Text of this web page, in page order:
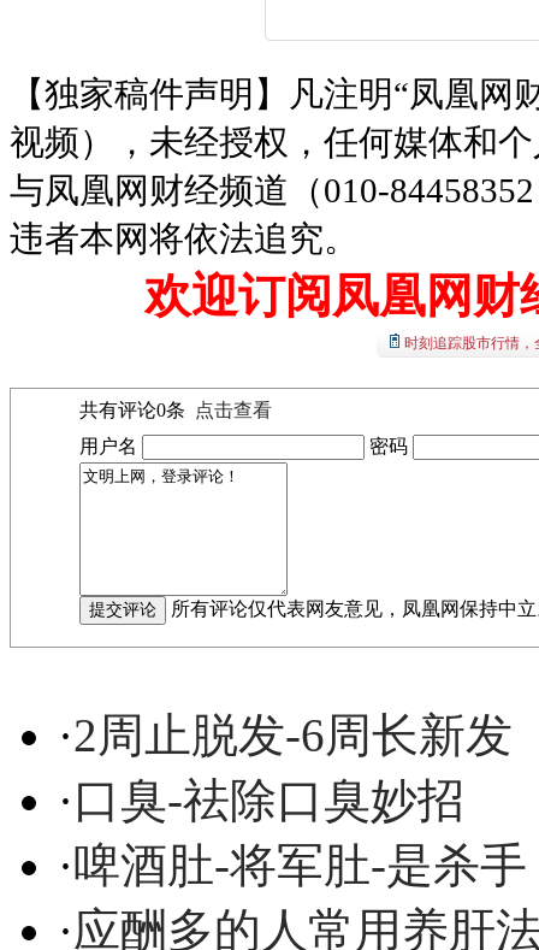
【独家稿件声明】凡注明“凤凰
视频），未经授权，任何媒体和
与凤凰网财经频道（010-
违者本网将依法追究。
欢迎订阅凤凰网财
时刻追踪股市行情
共有评论0条
点击查看
用户名
密码
所有评论仅代表网友意见，凤凰网保持中
·2周止脱发-6周长新发
·口臭-祛除口臭妙招
·啤酒肚-将军肚-是杀手
·应酬多的人常用养肝